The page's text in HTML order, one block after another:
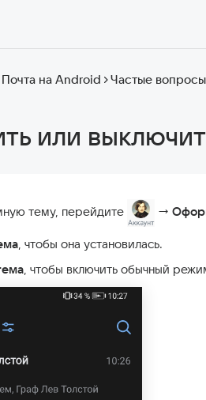
Почта на Android Частые вопросы
или
тему, перейдите →
, чтобы она установилась.
, чтобы включить обычный